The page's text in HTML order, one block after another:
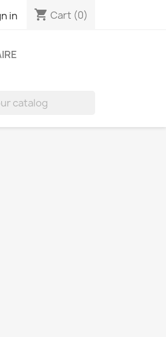
in shopping_cart Cart (0)